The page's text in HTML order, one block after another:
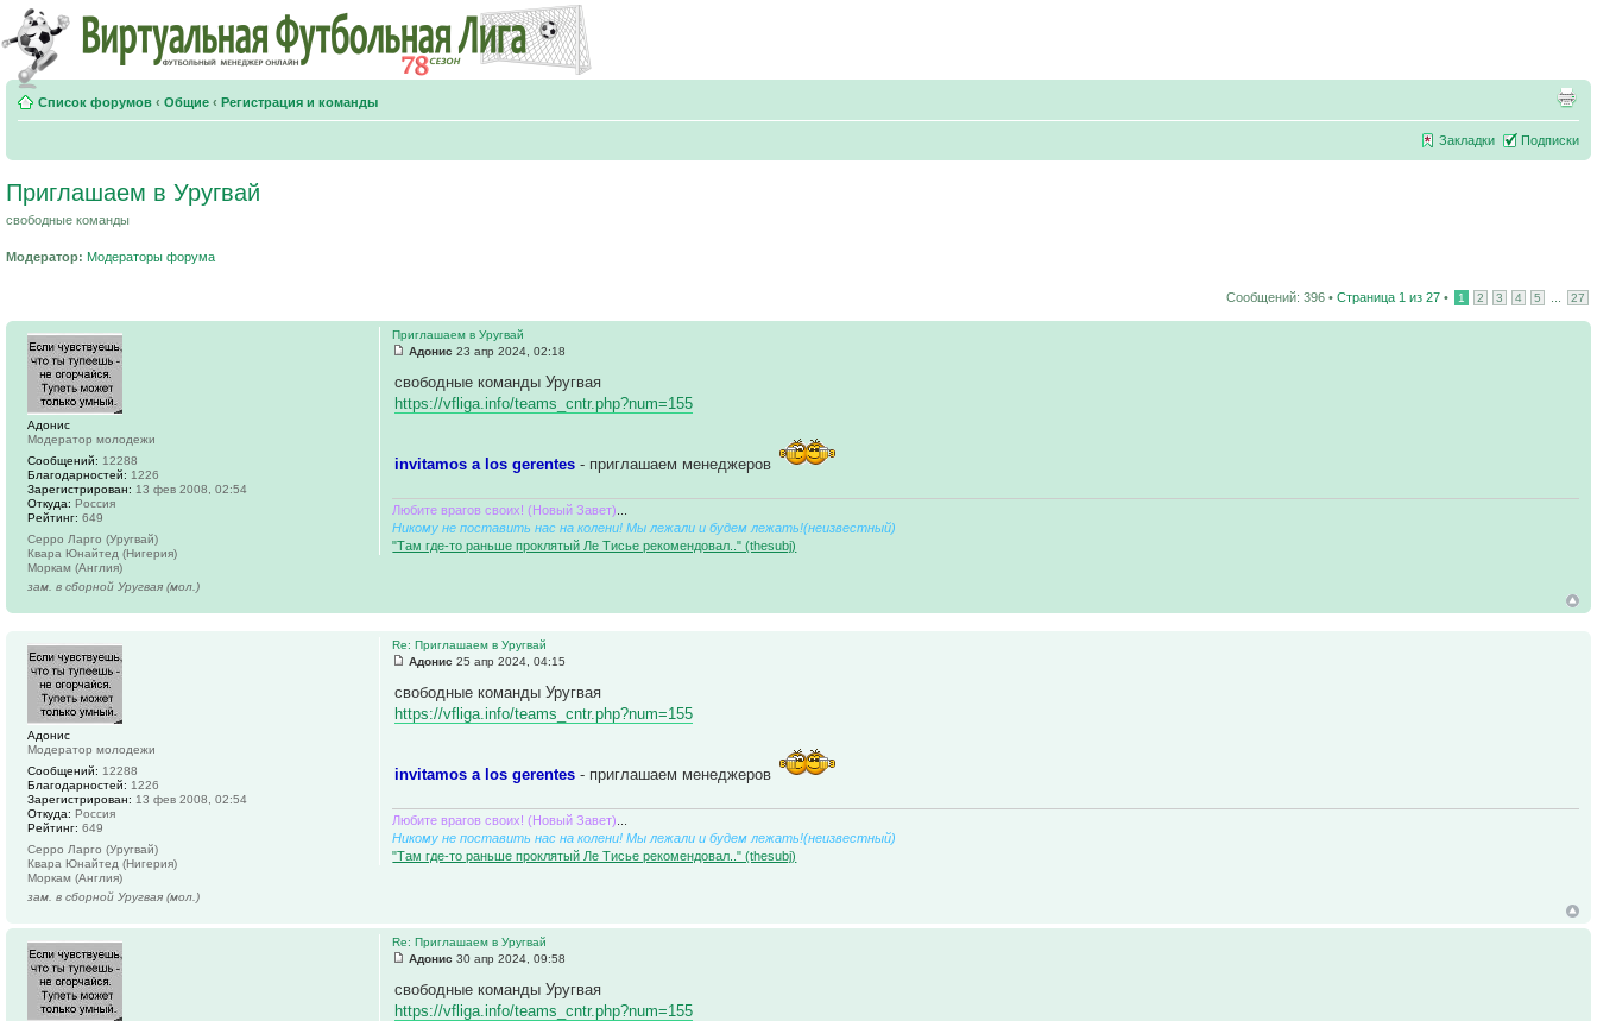
Список форумов ‹ Общие ‹ Регистрация и команды
Закладки Подписки
Приглашаем в Уругвай
свободные команды
Модератор: Модераторы форума
Сообщений: 396 • Страница 1 из 27 • 1 2 3 4 5 27
Приглашаем в Уругвай
Адонис 23 апр 2024, 02:18
свободные команды Уругвая
https://vfliga.info/teams_cntr.php?num=155
invitamos a los gerentes - приглашаем менеджеров
Любите врагов своих! (Новый Завет)
Никому не поставить нас на колени! Мы лежали и будем лежать!(неизвестный)
"Там где-то раньше проклятый Ле Тисье рекомендовал.." (thesubj)
Адонис
Модератор молодежи
Сообщений: 12288
Благодарностей: 1226
Зарегистрирован: 13 фев 2008, 02:54
Откуда: Россия
Рейтинг: 649
Серро Ларго (Уругвай)
Квара Юнайтед (Нигерия)
Моркам (Англия)
зам. в сборной Уругвая (мол.)
Re: Приглашаем в Уругвай
Адонис 25 апр 2024, 04:15
свободные команды Уругвая
https://vfliga.info/teams_cntr.php?num=155
invitamos a los gerentes - приглашаем менеджеров
Любите врагов своих! (Новый Завет)
Никому не поставить нас на колени! Мы лежали и будем лежать!(неизвестный)
"Там где-то раньше проклятый Ле Тисье рекомендовал.." (thesubj)
Адонис
Модератор молодежи
Сообщений: 12288
Благодарностей: 1226
Зарегистрирован: 13 фев 2008, 02:54
Откуда: Россия
Рейтинг: 649
Серро Ларго (Уругвай)
Квара Юнайтед (Нигерия)
Моркам (Англия)
зам. в сборной Уругвая (мол.)
Re: Приглашаем в Уругвай
Адонис 30 апр 2024, 09:58
свободные команды Уругвая
https://vfliga.info/teams_cntr.php?num=155